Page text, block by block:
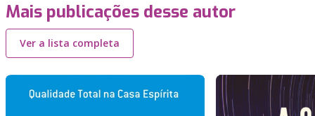
Mais publicações desse autor
Ver a lista completa